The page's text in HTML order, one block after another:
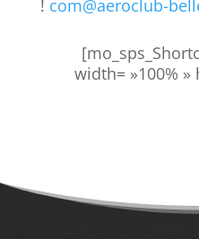
! com@aeroclub-
width= »100% »